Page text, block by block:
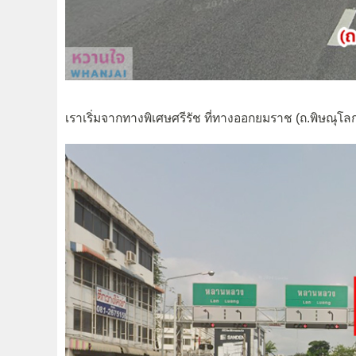
เราเริ่มจากทางพิเศษศรีรัช ที่ทางออกยมราช (ถ.พิษณุโล